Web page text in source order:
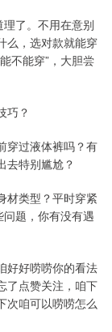
理了。不用在意别
么，选对款就能穿
不能穿”，大胆尝
巧？
穿过液体裤吗？有
去特别尴尬？
材类型？平时穿紧
题，你有没有遇
好好唠唠你的看法
了点赞关注，咱下
次咱可以唠唠怎么